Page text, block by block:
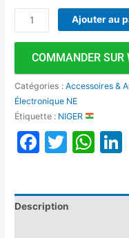
Ajouter au
COMMANDER SUR
Catégories :Accessoires &
Électronique NE
Étiquette : NIGER
Facebook
Twitter
Description